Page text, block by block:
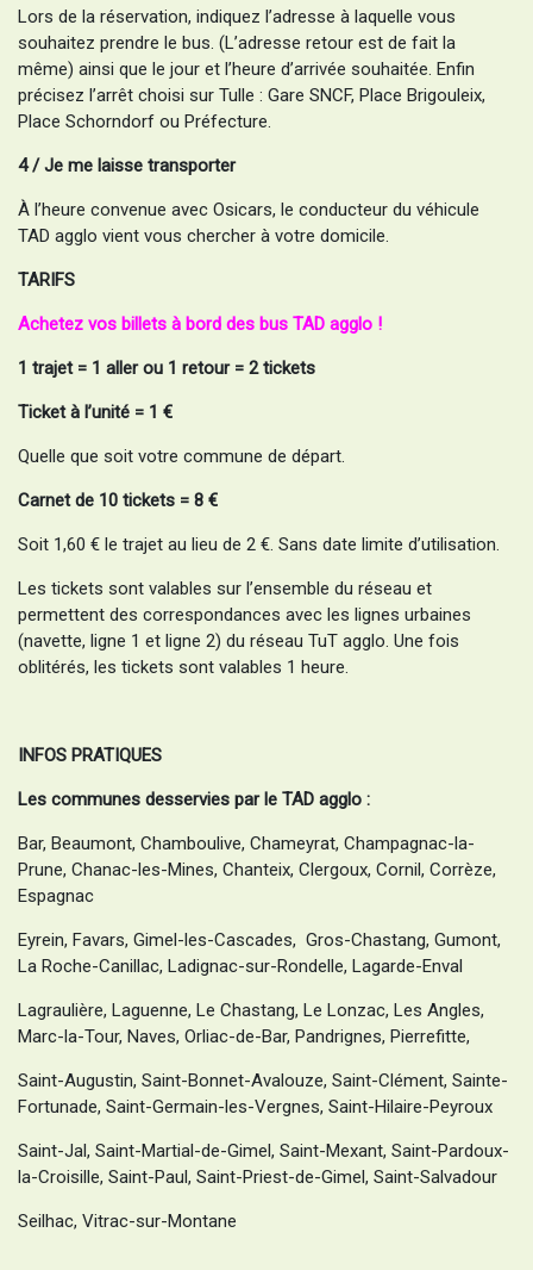
Lors de la réservation, indiquez l’adresse à laquelle vous
souhaitez prendre le bus. (L’adresse retour est de fait la
même) ainsi que le jour et l’heure d’arrivée souhaitée. Enfin
précisez l’arrêt choisi sur Tulle : Gare SNCF, Place Brigouleix,
Place Schorndorf ou Préfecture.
4 / Je me laisse transporter
À l’heure convenue avec Osicars, le conducteur du véhicule
TAD agglo vient vous chercher à votre domicile.
TARIFS
Achetez vos billets à bord des bus TAD agglo !
1 trajet = 1 aller ou 1 retour = 2 tickets
Ticket à l’unité = 1 €
Quelle que soit votre commune de départ.
Carnet de 10 tickets = 8 €
Soit 1,60 € le trajet au lieu de 2 €. Sans date limite d’utilisation.
Les tickets sont valables sur l’ensemble du réseau et
permettent des correspondances avec les lignes urbaines
(navette, ligne 1 et ligne 2) du réseau TuT agglo. Une fois
oblitérés, les tickets sont valables 1 heure.
INFOS PRATIQUES
Les communes desservies par le TAD agglo :
Bar, Beaumont, Chamboulive, Chameyrat, Champagnac-la-
Prune, Chanac-les-Mines, Chanteix, Clergoux, Cornil, Corrèze,
Espagnac
Eyrein, Favars, Gimel-les-Cascades, Gros-Chastang, Gumont,
La Roche-Canillac, Ladignac-sur-Rondelle, Lagarde-Enval
Lagraulière, Laguenne, Le Chastang, Le Lonzac, Les Angles,
Marc-la-Tour, Naves, Orliac-de-Bar, Pandrignes, Pierrefitte,
Saint-Augustin, Saint-Bonnet-Avalouze, Saint-Clément, Sainte-
Fortunade, Saint-Germain-les-Vergnes, Saint-Hilaire-Peyroux
Saint-Jal, Saint-Martial-de-Gimel, Saint-Mexant, Saint-Pardoux-
la-Croisille, Saint-Paul, Saint-Priest-de-Gimel, Saint-Salvadour
Seilhac, Vitrac-sur-Montane